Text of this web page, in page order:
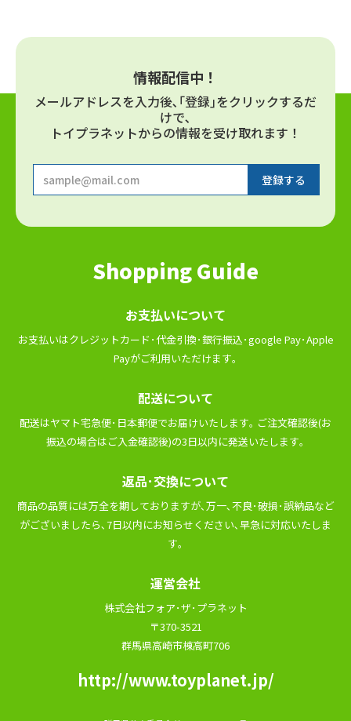
情報配信中！
メールアドレスを⼊⼒後､｢登録｣をクリックするだ
けで､
トイプラネットからの情報を受け取れます！
Shopping Guide
お⽀払いについて
お⽀払いはクレジットカード･代⾦引換･銀⾏振込･google Pay･Apple
Payがご利⽤いただけます｡
配送について
配送はヤマト宅急便･⽇本郵便でお届けいたします｡ ご注⽂確認後(お
振込の場合はご⼊⾦確認後)の3⽇以内に発送いたします｡
返品･交換について
商品の品質には万全を期しておりますが､万⼀､不良･破損･誤納品など
がございましたら､7⽇以内にお知らせください､早急に対応いたしま
す｡
運営会社
株式会社フォア･ザ･プラネット
〒370-3521
群馬県高崎市棟高町706
http://www.toyplanet.jp/